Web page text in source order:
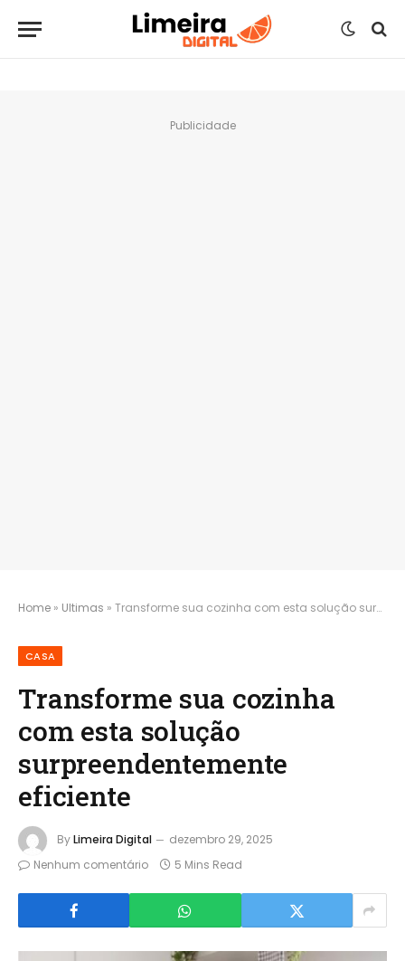
Publicidade
Home » Ultimas » Transforme sua cozinha com esta solução surpreendentemente eficiente
CASA
Transforme sua cozinha
com esta solução
surpreendentemente
eficiente
ByLimeira Digital
dezembro 29, 2025
Nenhum comentário
5 Mins Read